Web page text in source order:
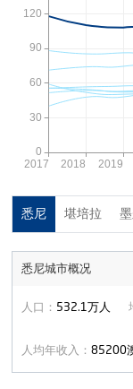
悉尼 堪培拉
悉尼城市概况
人口： 532.1万人
人均年收入：85200